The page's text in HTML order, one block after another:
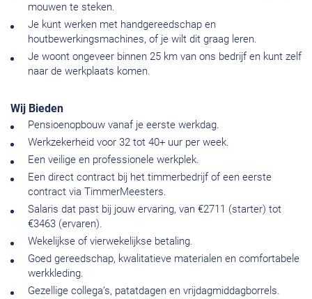
mouwen te steken.
Je kunt werken met handgereedschap en
houtbewerkingsmachines, of je wilt dit graag leren.
Je woont ongeveer binnen 25 km van ons bedrijf en kunt zelf
naar de werkplaats komen.
Wij Bieden
Pensioenopbouw vanaf je eerste werkdag.
Werkzekerheid voor 32 tot 40+ uur per week.
Een veilige en professionele werkplek.
Een direct contract bij het timmerbedrijf of een eerste
contract via TimmerMeesters.
Salaris dat past bij jouw ervaring, van €2711 (starter) tot
€3463 (ervaren).
Wekelijkse of vierwekelijkse betaling.
Goed gereedschap, kwalitatieve materialen en comfortabele
werkkleding.
Gezellige collega’s, patatdagen en vrijdagmiddagborrels.